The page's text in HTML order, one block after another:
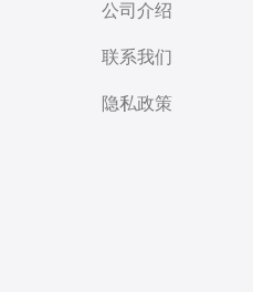
公司介绍
联系我们
隐私政策